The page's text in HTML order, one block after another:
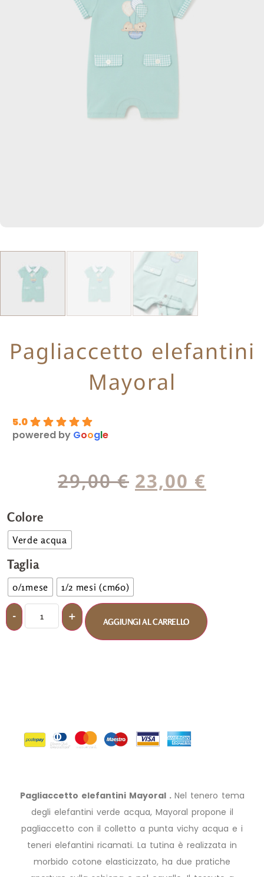
Pagliaccetto elefantini
Mayoral
5.0
powered by Google
29,00€ 23,00 €
Colore
Verde acqua
Taglia
0/1mese 1/2 mesi (cm60)
AGGIUNGI AL CARRELLO
Pagliaccetto elefantini Mayoral . Nel tenero tema
degli elefantini verde acqua, Mayoral propone il
pagliaccetto con il colletto a punta vichy acqua e i
teneri elefantini ricamati. La tutina è realizzata in
morbido cotone elasticizzato, ha due pratiche